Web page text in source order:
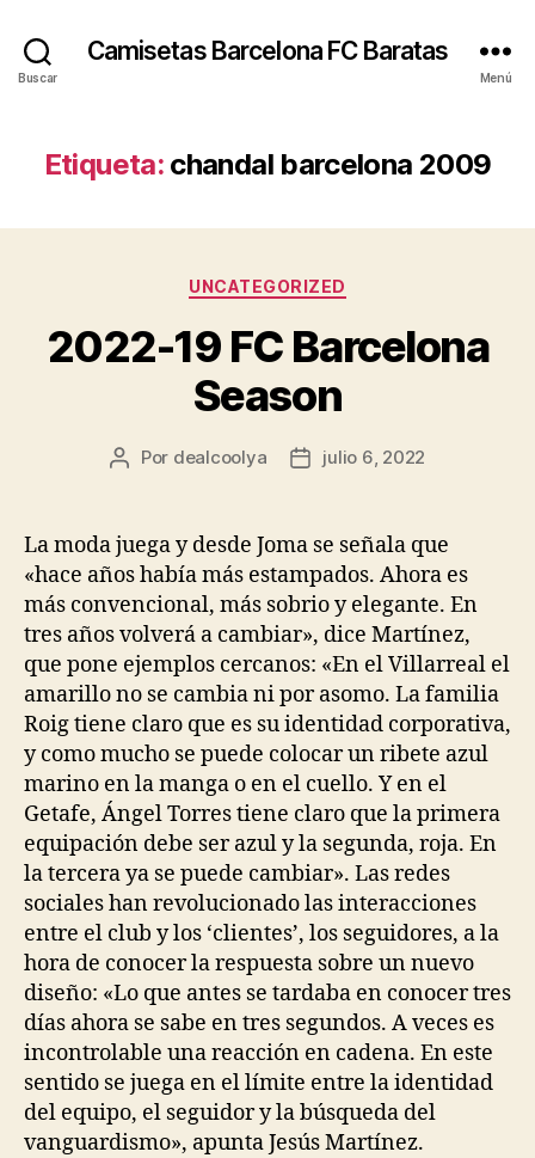
Buscar
Camisetas Barcelona FC Baratas
Menú
Etiqueta: chandal barcelona 2009
Categorías
UNCATEGORIZED
2022-19 FC Barcelona
Season
Autor
entrada
Por dealcoolya
Fecha
entrada
julio 6, 2022
La moda juega y desde Joma se señala que
«hace años había más estampados. Ahora es
más convencional, más sobrio y elegante. En
tres años volverá a cambiar», dice Martínez,
que pone ejemplos cercanos: «En el Villarreal el
amarillo no se cambia ni por asomo. La familia
Roig tiene claro que es su identidad corporativa,
y como mucho se puede colocar un ribete azul
marino en la manga o en el cuello. Y en el
Getafe, Ángel Torres tiene claro que la primera
equipación debe ser azul y la segunda, roja. En
la tercera ya se puede cambiar». Las redes
sociales han revolucionado las interacciones
entre el club y los ‘clientes’, los seguidores, a la
hora de conocer la respuesta sobre un nuevo
diseño: «Lo que antes se tardaba en conocer tres
días ahora se sabe en tres segundos. A veces es
incontrolable una reacción en cadena. En este
sentido se juega en el límite entre la identidad
del equipo, el seguidor y la búsqueda del
vanguardismo», apunta Jesús Martínez.